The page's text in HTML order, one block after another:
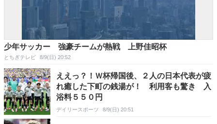
少年サッカー 強豪チームが熱戦 上野佳昭杯
とちぎテレビ 8/9(日) 20:52
ええっ？！Ｗ杯帰国後、２人の日本代表が疲
れ癒した下町の銭湯が！ 利用客も驚き 入
浴料５５０円
デイリースポーツ 8/9(日) 20:51